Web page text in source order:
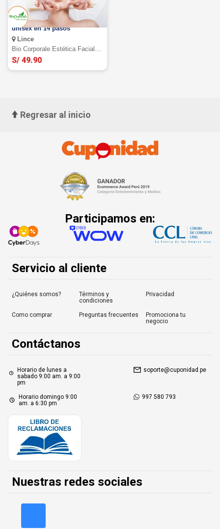
Limpieza facial profunda
unisex en 14 pasos
Lince
Bio Corporale Estética Facial Y
Corporal
S/ 49.90
Regresar al inicio
Participamos en:
Servicio al cliente
¿Quiénes somos?
Términos y
condiciones
Privacidad
Como comprar Preguntas frecuentes
Promociona tu
negocio
Contáctanos
Horario de lunes a
sabado 9:00 am. a 9:00
pm
soporte@cuponidad.pe
Horario domingo 9:00
am. a 6:30 pm
997 580 793
Nuestras redes sociales